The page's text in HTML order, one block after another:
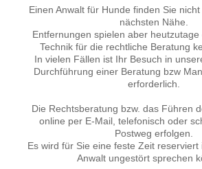
Einen Anwalt für Hunde finden Sie
nächsten Nähe.
Entfernungen spielen aber
Technik für die rechtliche Beratung
In vielen Fällen ist Ihr Besuch in
Durchführung einer Beratung bzw
erforderlich.
Die Rechtsberatung bzw. das Führen
online per E-Mail, telefonisch oder
Postweg erfolgen.
Es wird für Sie eine feste Zeit reserviert
Anwalt ungestört sprechen